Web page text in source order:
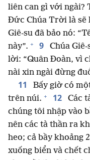
liên can gì với ngài?
Đức Chúa Trời là sẽ
Giê-su đã bảo nó:
này”. + 9
Chúa
lời: “Quân Đoàn, vì
nài xin ngài đừng
11 Bấy giờ có
trên núi. + 12
Các
chúng tôi nhập vào
nên các tà thần ra
heo; cả bầy khoảng
xuống biển và chết